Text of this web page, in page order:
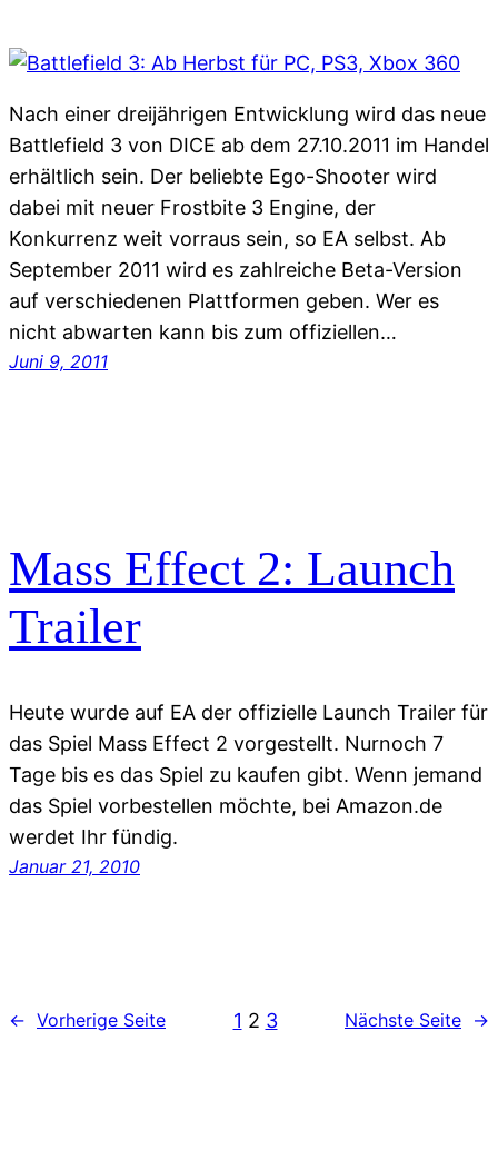
Nach einer dreijährigen Entwicklung wird das neue
Battlefield 3 von DICE ab dem 27.10.2011 im Handel
erhältlich sein. Der beliebte Ego-Shooter wird
dabei mit neuer Frostbite 3 Engine, der
Konkurrenz weit vorraus sein, so EA selbst. Ab
September 2011 wird es zahlreiche Beta-Version
auf verschiedenen Plattformen geben. Wer es
nicht abwarten kann bis zum offiziellen…
Juni 9, 2011
Mass Effect 2: Launch
Trailer
Heute wurde auf EA der offizielle Launch Trailer für
das Spiel Mass Effect 2 vorgestellt. Nurnoch 7
Tage bis es das Spiel zu kaufen gibt. Wenn jemand
das Spiel vorbestellen möchte, bei Amazon.de
werdet Ihr fündig.
Januar 21, 2010
← Vorherige Seite 1 2 3 Nächste Seite →